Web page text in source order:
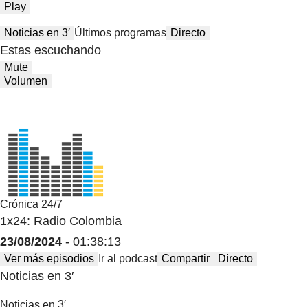
Play
Noticias en 3′ Últimos programas Directo
Estas escuchando
Mute
Volumen
Crónica 24/7
1x24: Radio Colombia
23/08/2024 - 01:38:13
Ver más episodios Ir al podcast Compartir Directo
Noticias en 3′
Noticias en 3′